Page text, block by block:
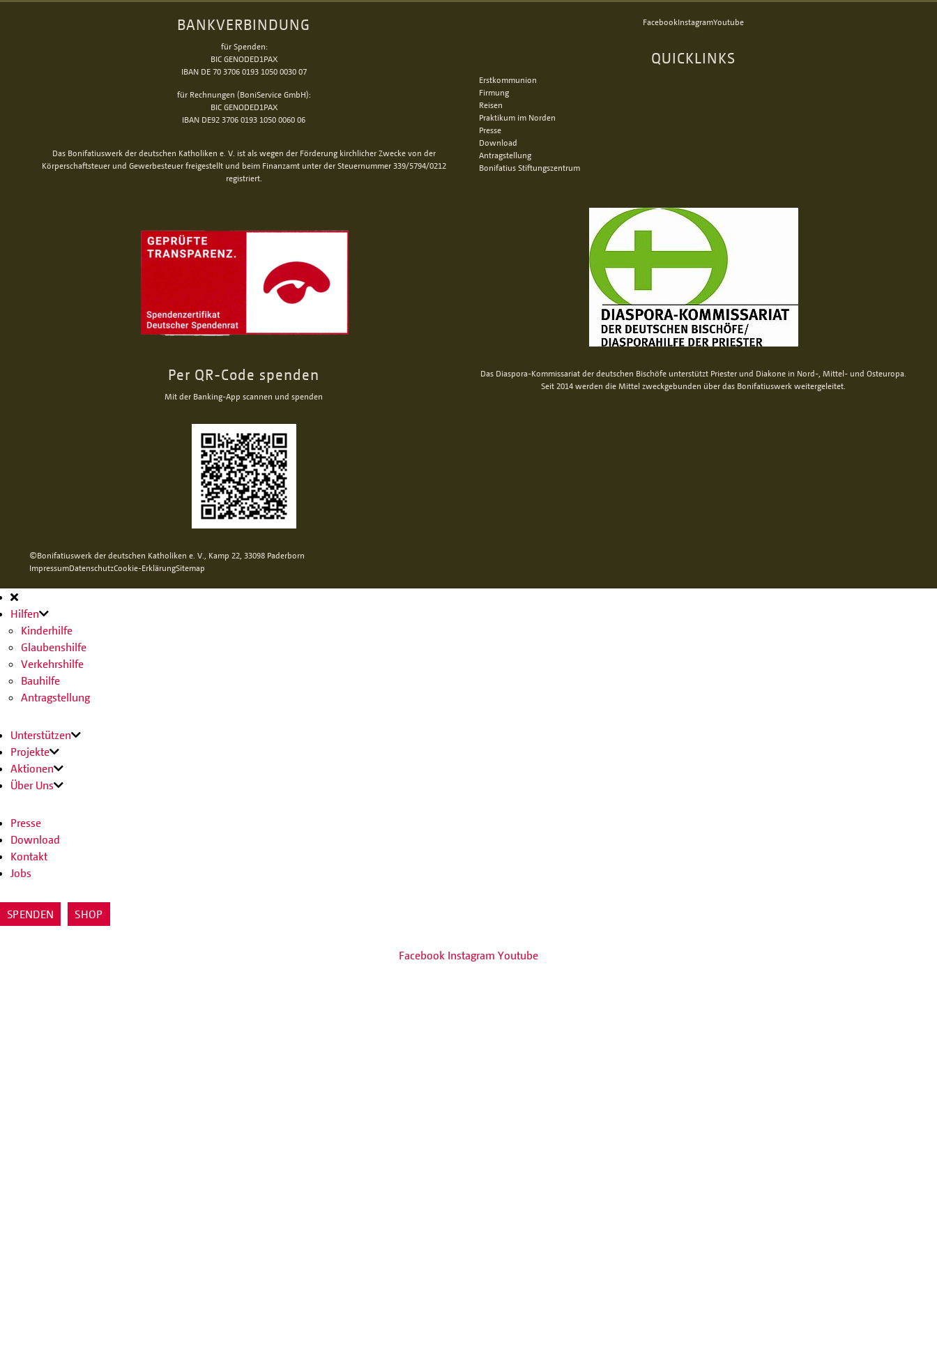
BANKVERBINDUNG
für Spenden:
BIC GENODED1PAX
IBAN DE 70 3706 0193 1050 0030 07
für Rechnungen (BoniService GmbH):
BIC GENODED1PAX
IBAN DE92 3706 0193 1050 0060 06
Das Bonifatiuswerk der deutschen Katholiken e. V. ist als wegen der Förderung kirchlicher Zwecke von der
Körperschaftsteuer und Gewerbesteuer freigestellt und beim Finanzamt unter der Steuernummer 339/5794/0212
registriert.
Per QR-Code spenden
Mit der Banking-App scannen und spenden
FacebookInstagramYoutube
QUICKLINKS
Erstkommunion
Firmung
Reisen
Praktikum im Norden
Presse
Download
Antragstellung
Bonifatius Stiftungszentrum
Das Diaspora-Kommissariat der deutschen Bischöfe unterstützt Priester und Diakone in Nord-, Mittel- und Osteuropa.
Seit 2014 werden die Mittel zweckgebunden über das Bonifatiuswerk weitergeleitet.
©Bonifatiuswerk der deutschen Katholiken e. V., Kamp 22, 33098 Paderborn
ImpressumDatenschutzCookie-ErklärungSitemap
Hauptnavigation
Hilfen
Kinderhilfe
Glaubenshilfe
Verkehrshilfe
Bauhilfe
Antragstellung
Unterstützen
Projekte
Aktionen
Über Uns
Presse
Download
Kontakt
Jobs
SPENDEN SHOP
Facebook Instagram Youtube